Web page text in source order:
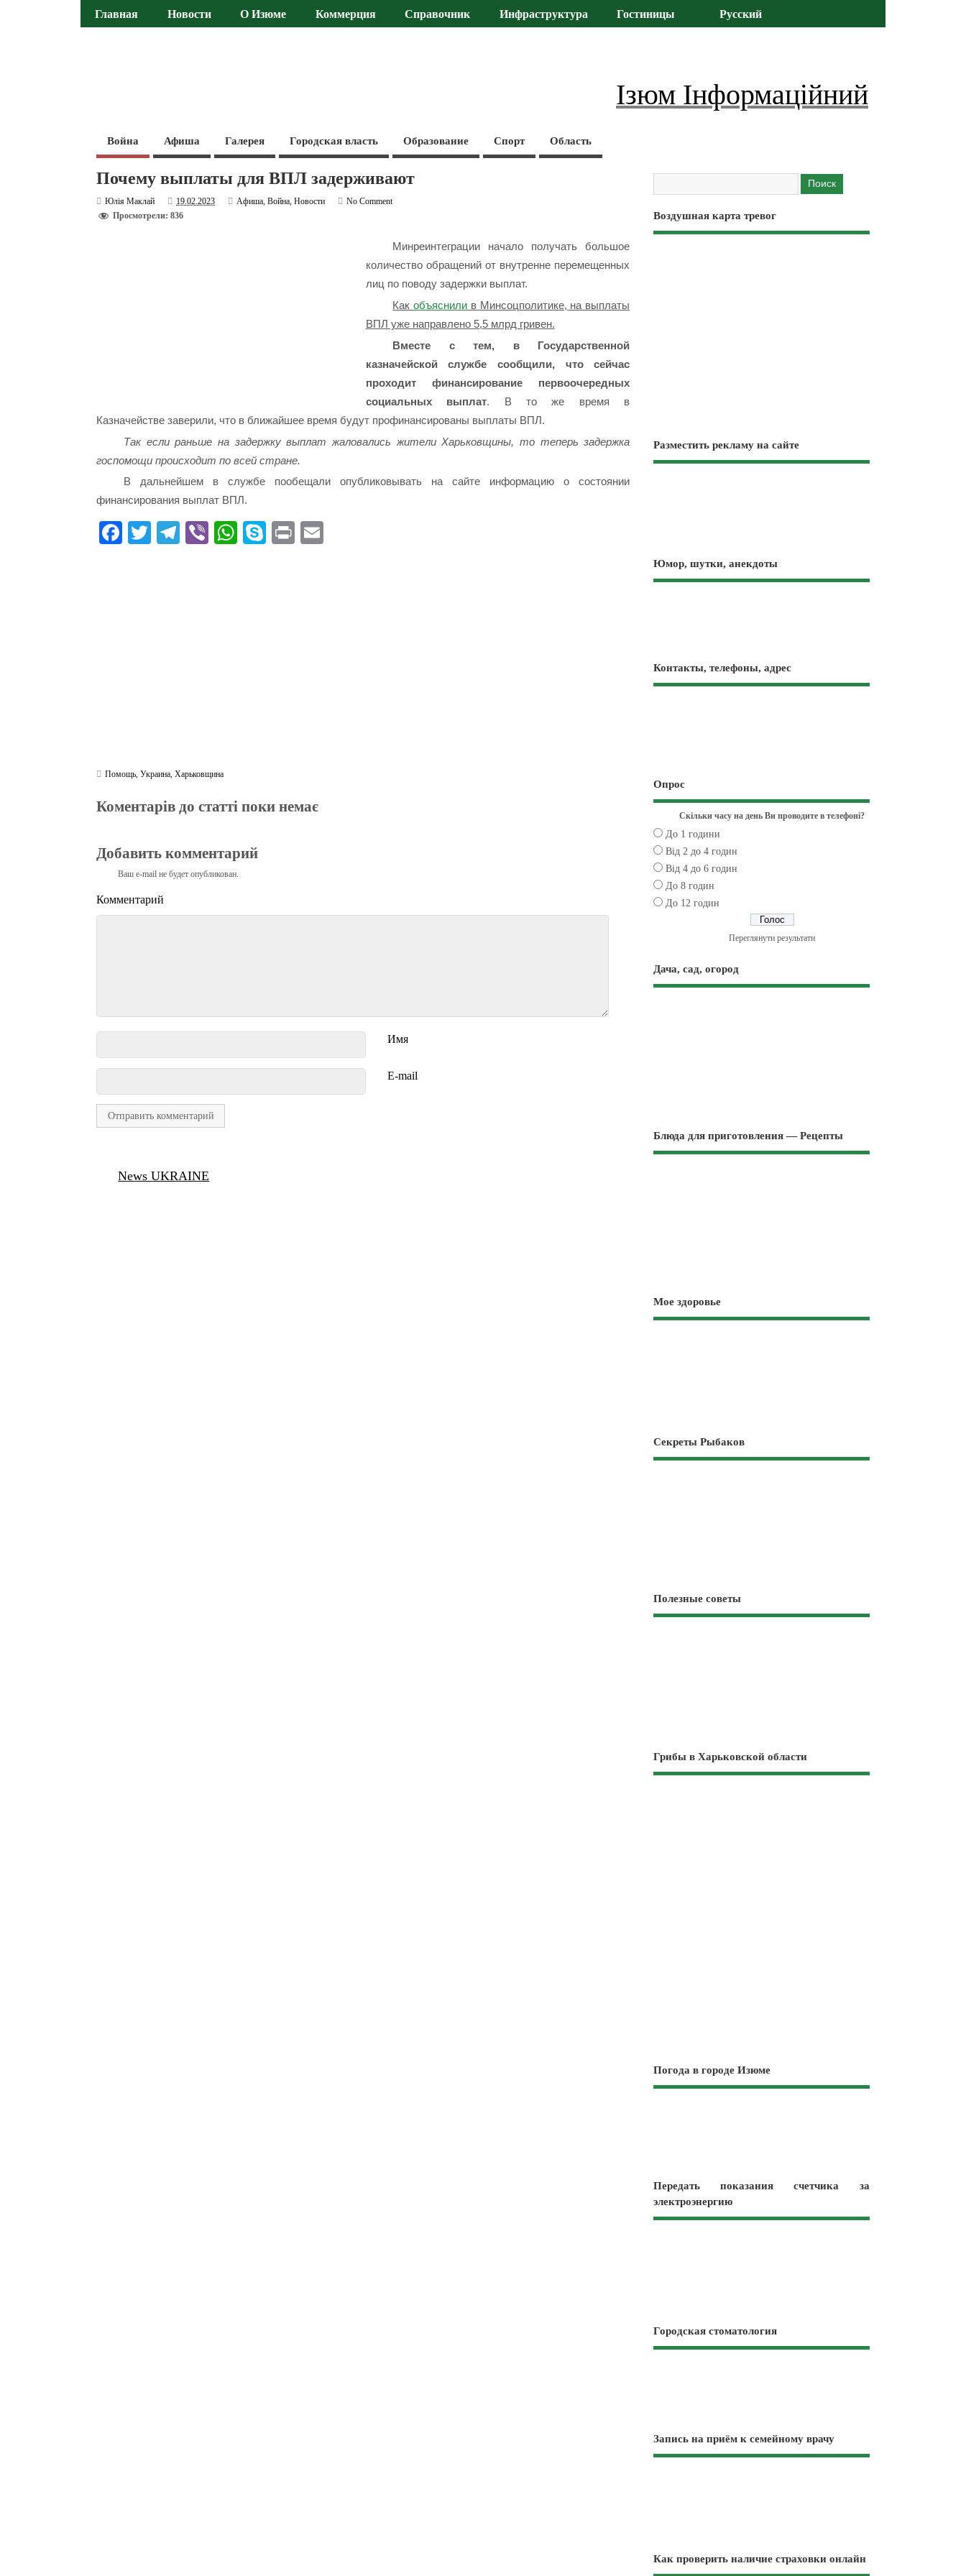
Главная Новости О Изюме Коммерция Справочник Инфраструктура Гостиницы Русский
Ізюм Інформаційний
Война Афиша Галерея Городская власть Образование Спорт Область
Почему выплаты для ВПЛ задерживают
Юлія Маклай 19.02.2023 Афиша,Война,Новости
No Comment
Просмотрели: 836
Минреинтеграции начало получать большое
количество обращений от внутренне перемещенных
лиц по поводу задержки выплат.
Какобъяснили в Минсоцполитике, на выплаты
ВПЛ уже направлено 5,5 млрд гривен.
Вместе с тем, в Государственной
казначейской службе сообщили, что сейчас
проходит финансирование первоочередных
социальных выплат. В то же время в
Казначействе заверили, что в ближайшее время будут профинансированы выплаты ВПЛ.
Так если раньше на задержку выплат жаловались жители Харьковщины, то теперь задержка
госпомощи происходит по всей стране.
В дальнейшем в службе пообещали опубликовывать на сайте информацию о состоянии
финансирования выплат ВПЛ.
Fa T
Te Vi
W
S
Pr
Помощь,Украина,Харьковщина
Коментарів до статті поки немає
Добавить комментарий
Ваш e-mail не будет опубликован.
Комментарий
Имя
E-mail
News UKRAINE
Воздушная карта тревог
Разместить рекламу на сайте
Юмор, шутки, анекдоты
Контакты, телефоны, адрес
Опрос
Скільки часу на день Ви проводите в телефоні?
До 1 години
Від 2 до 4 годин
Від 4 до 6 годин
До 8 годин
До 12 годин
Переглянути результати
Дача, сад, огород
Блюда для приготовления — Рецепты
Мое здоровье
Секреты Рыбаков
Полезные советы
Грибы в Харьковской области
Погода в городе Изюме
Передать показания счетчика за
электроэнергию
Городская стоматология
Запись на приём к семейному врачу
Как проверить наличие страховки онлайн